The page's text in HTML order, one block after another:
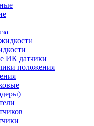
ИК датчики
положения